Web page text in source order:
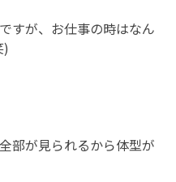
すが、お仕事の時はなん
部が見られるから体型が